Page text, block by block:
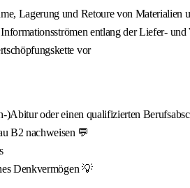
Lagerung und Retoure von Materialien
entlang der Liefer- und
vor
oder einen qualifizierten
B2 nachweisen 💬
Denkvermögen 💡